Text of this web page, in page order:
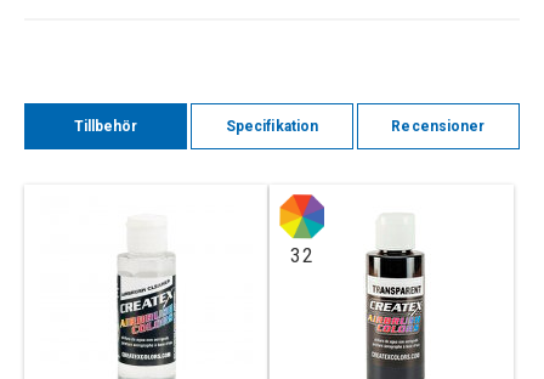
Tillbehör Specifikation Recensioner
32